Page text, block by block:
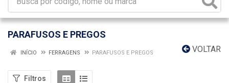
PARAFUSOS E PREGOS
VOLTAR
INÍCIO FERRAGENS PARAFUSOS E PREGOS
Filtros